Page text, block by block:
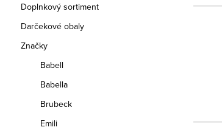
Doplnkový sortiment
Darčekové obaly
Značky
Babell
Babella
Brubeck
Emili